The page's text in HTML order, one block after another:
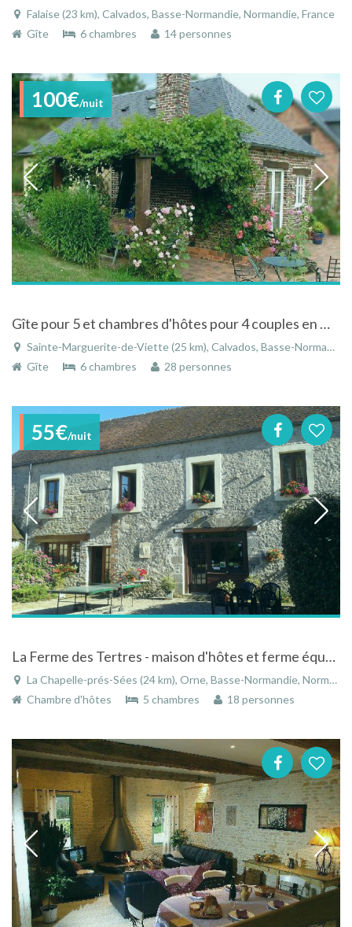
Falaise (23 km), Calvados, Basse-Normandie, Normandie, France
Gîte
6 chambres 14 personnes
100€/nuit
Gîte pour 5 et chambres d'hôtes pour 4 couples en Normandie, à 35 mn de la mer: Cabourg, Deauville
Sainte-Marguerite-de-Viette (25 km), Calvados, Basse-Normandie, Normandie, France
Gîte
6 chambres 28 personnes
55€/nuit
La Ferme des Tertres - maison d'hôtes et ferme équestre en Normandie
La Chapelle-prés-Sées (24 km), Orne, Basse-Normandie, Normandie, France
Chambre d'hôtes
5 chambres 18 personnes